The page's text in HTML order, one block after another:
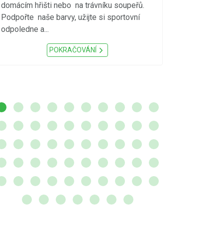
domácím hřišti nebo na trávníku soupeřů.
Podpořte naše barvy, užijte si sportovní
odpoledne a...
POKRAČOVÁNÍ